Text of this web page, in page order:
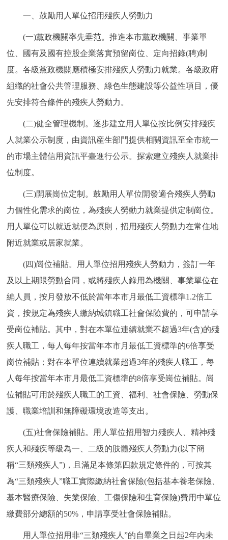
ESPAÑOL العربية PORTUGUÊS
ITALIANO
一、鼓勵用人單位招用殘疾人勞動力
(一)黨政機關率先垂范。推進本市黨政機關、事業單
位、國有及國有控股企業落實預留崗位、定向招錄(聘)制
度。各級黨政機關應積極安排殘疾人勞動力就業。各級政府
組織的社會公共管理服務、綠色生態建設等公益性項目，優
先安排符合條件的殘疾人勞動力。
(二)健全管理機制。逐步建立用人單位按比例安排殘疾
人就業公示制度，由資訊産生部門提供相關資訊至全市統一
的市場主體信用資訊平臺進行公示。探索建立殘疾人就業排
位制度。
(三)開展崗位定制。鼓勵用人單位開發適合殘疾人勞動
力個性化需求的崗位，為殘疾人勞動力就業提供定制崗位。
用人單位可以就近就便為原則，招用殘疾人勞動力在常住地
附近就業或居家就業。
(四)崗位補貼。用人單位招用殘疾人勞動力，簽訂一年
及以上期限勞動合同，或將殘疾人錄用為機關、事業單位在
編人員，按月發放不低於當年本市月最低工資標準1.2倍工
資，按規定為殘疾人繳納城鎮職工社會保險費的，可申請享
受崗位補貼。其中，對在本單位連續就業不超過3年(含)的殘
疾人職工，每人每年按當年本市月最低工資標準的6倍享受
崗位補貼；對在本單位連續就業超過3年的殘疾人職工，每
人每年按當年本市月最低工資標準的8倍享受崗位補貼。崗
位補貼可用於殘疾人職工的工資、福利、社會保險、勞動保
護、職業培訓和無障礙環境改造等支出。
(五)社會保險補貼。用人單位招用智力殘疾人、精神殘
疾人和殘疾等級為一、二級的肢體殘疾人勞動力(以下簡
稱“三類殘疾人”)，且滿足本條第四款規定條件的，可按其
為“三類殘疾人”職工實際繳納社會保險(包括基本養老保險、
基本醫療保險、失業保險、工傷保險和生育保險)費用中單位
繳費部分總額的50%，申請享受社會保險補貼。
用人單位招用非“三類殘疾人”的自畢業之日起2年內未